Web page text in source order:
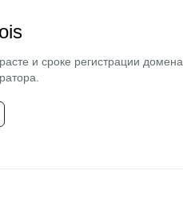
и сроке регистрации домена,